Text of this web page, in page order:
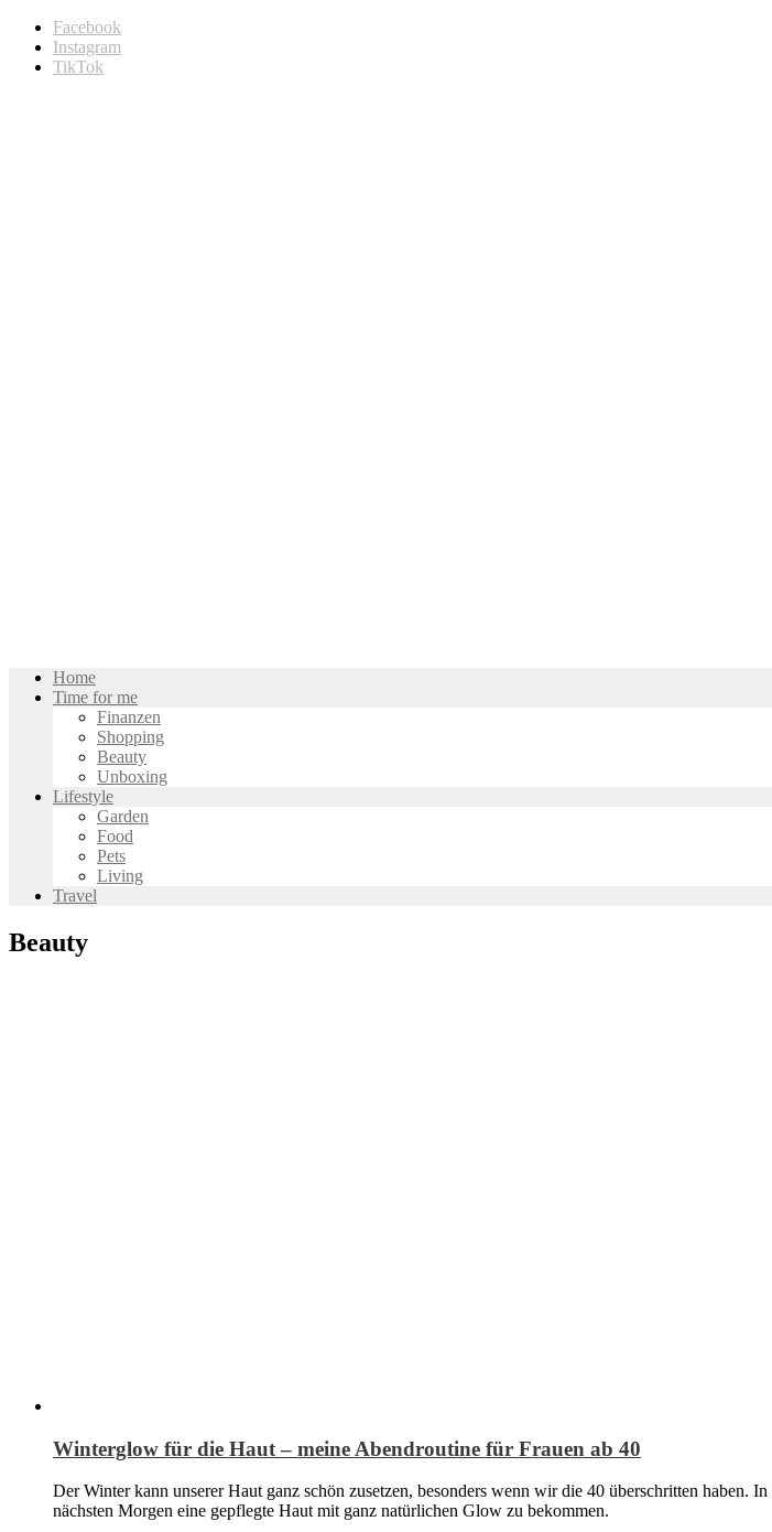
Facebook
Instagram
TikTok
Home
Time for me
Finanzen
Shopping
Beauty
Unboxing
Lifestyle
Garden
Food
Pets
Living
Travel
Beauty
Winterglow für die Haut – meine Abendroutine für Frauen ab 40
Der Winter kann unserer Haut ganz schön zusetzen, besonders wenn wir die 40 überschritten
nächsten Morgen eine gepflegte Haut mit ganz natürlichen Glow zu bekommen.